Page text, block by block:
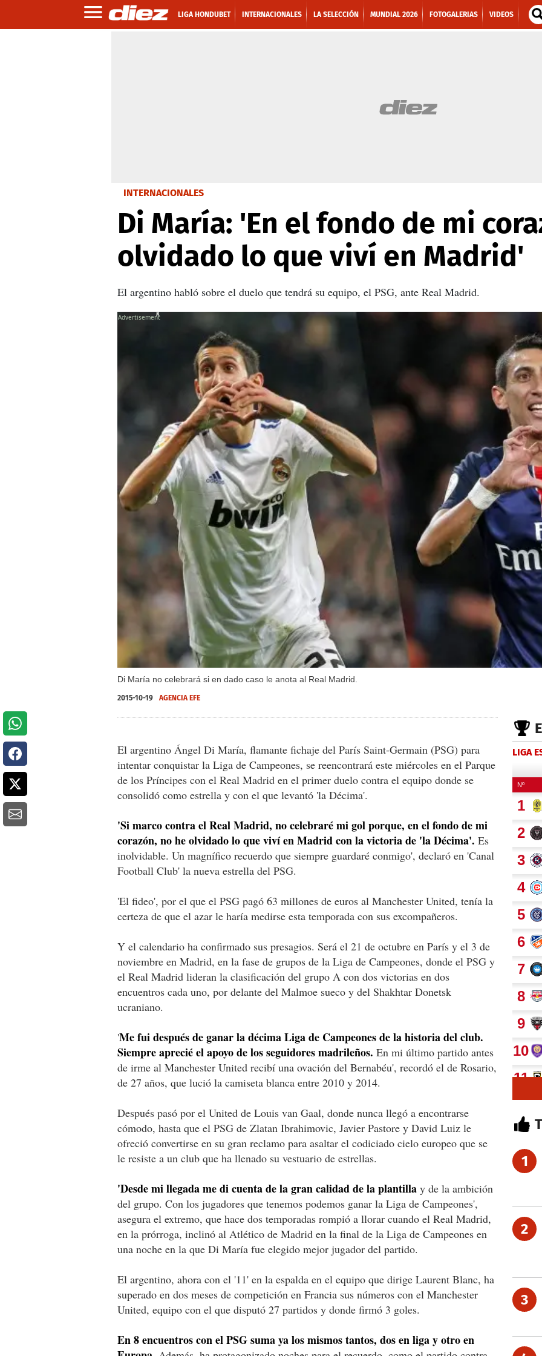
LIGA HONDUBET INTERNACIONALES LA SELECCIÓN MUNDIAL 2026 FOTOGALERIAS VIDEOS
INTERNACIONALES
Di María: 'En el fondo de mi
olvidado lo que viví en Madrid'
El argentino habló sobre el duelo que tendrá su equipo, el PSG, ante Real Madrid.
Di María no celebrará si en dado caso le anota al Real Madrid.
X
2015-10-19 AGENCIA EFE
El argentino Ángel Di María, flamante fichaje del París Saint-Germain (PSG) para
intentar conquistar la Liga de Campeones, se reencontrará este miércoles en el Parque
de los Príncipes con el Real Madrid en el primer duelo contra el equipo donde se
consolidó como estrella y con el que levantó 'la Décima'.
'Si marco contra el Real Madrid, no celebraré mi gol porque, en el fondo de mi
corazón, no he olvidado lo que viví en Madrid con la victoria de 'la Décima'. Es
inolvidable. Un magnífico recuerdo que siempre guardaré conmigo', declaró en 'Canal
Football Club' la nueva estrella del PSG.
'El fideo', por el que el PSG pagó 63 millones de euros al Manchester United, tenía la
certeza de que el azar le haría medirse esta temporada con sus excompañeros.
Y el calendario ha confirmado sus presagios. Será el 21 de octubre en París y el 3 de
noviembre en Madrid, en la fase de grupos de la Liga de Campeones, donde el PSG y
el Real Madrid lideran la clasificación del grupo A con dos victorias en dos
encuentros cada uno, por delante del Malmoe sueco y del Shakhtar Donetsk
ucraniano.
'Me fui después de ganar la décima Liga de Campeones de la historia del club.
Siempre aprecié el apoyo de los seguidores madrileños. En mi último partido antes
de irme al Manchester United recibí una ovación del Bernabéu', recordó el de Rosario,
de 27 años, que lució la camiseta blanca entre 2010 y 2014.
Después pasó por el United de Louis van Gaal, donde nunca llegó a encontrarse
cómodo, hasta que el PSG de Zlatan Ibrahimovic, Javier Pastore y David Luiz le
ofreció convertirse en su gran reclamo para asaltar el codiciado cielo europeo que se
le resiste a un club que ha llenado su vestuario de estrellas.
'Desde mi llegada me di cuenta de la gran calidad de la plantilla y de la ambición
del grupo. Con los jugadores que tenemos podemos ganar la Liga de Campeones',
asegura el extremo, que hace dos temporadas rompió a llorar cuando el Real Madrid,
en la prórroga, inclinó al Atlético de Madrid en la final de la Liga de Campeones en
una noche en la que Di María fue elegido mejor jugador del partido.
El argentino, ahora con el '11' en la espalda en el equipo que dirige Laurent Blanc, ha
superado en dos meses de competición en Francia sus números con el Manchester
United, equipo con el que disputó 27 partidos y donde firmó 3 goles.
En 8 encuentros con el PSG suma ya los mismos tantos, dos en liga y otro en
LIGA
1
2
3